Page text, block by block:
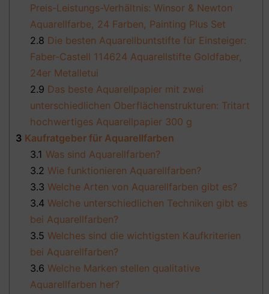
Preis-Leistungs-Verhältnis: Winsor & Newton
Aquarellfarbe, 24 Farben, Painting Plus Set
2.8 Die besten Aquarellbuntstifte für Einsteiger:
Faber-Castell 114624 Aquarellstifte Goldfaber,
24er Metalletui
2.9 Das beste Aquarellpapier mit zwei
unterschiedlichen Oberflächenstrukturen: Tritart
hochwertiges Aquarellpapier 300 g
3 Kaufratgeber für Aquarellfarben
3.1 Was sind Aquarellfarben?
3.2 Wie funktionieren Aquarellfarben?
3.3 Welche Arten von Aquarellfarben gibt es?
3.4 Welche unterschiedlichen Techniken gibt es
bei Aquarellfarben?
3.5 Welches sind die wichtigsten Kaufkriterien
bei Aquarellfarben?
3.6 Welche Marken stellen qualitative
Aquarellfarben her?